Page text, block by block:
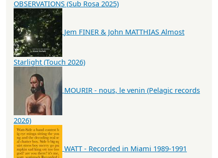
OBSERVATIONS (Sub Rosa 2025)
Jem FINER & John MATTHIAS Almost
Starlight (Touch 2026)
MOURIR - nous, le venin (Pelagic records
2026)
WATT - Recorded in Miami 1989-1991